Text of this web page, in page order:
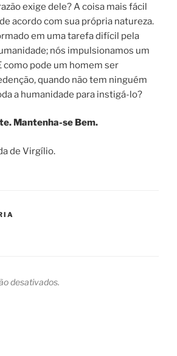
exige dele? A coisa mais fácil
acordo com sua própria natureza.
em uma tarefa difícil pela
nós impulsionamos um
como pode um homem ser
quando não tem ninguém
a humanidade para instigá-lo?
Mantenha-se Bem.
de Virgílio.
desativados.